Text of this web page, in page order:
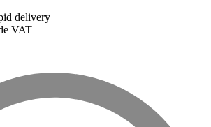
delivery
VAT